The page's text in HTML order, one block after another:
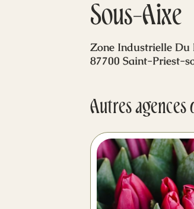
Sous-Aixe
Zone Industrielle Du
87700 Saint-Priest-
Autres